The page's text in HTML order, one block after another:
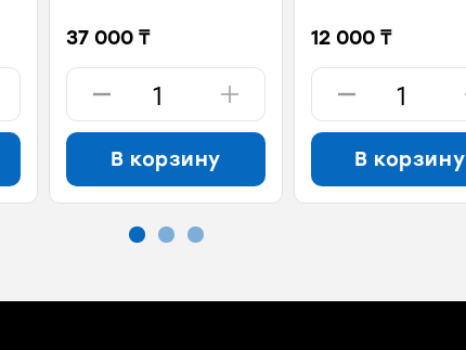
37 000 ₸
В корзину
12 000 ₸
В корзину